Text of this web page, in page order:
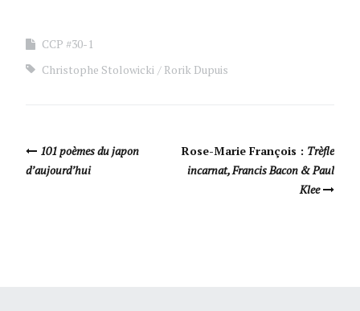
CCP #30-1
Christophe Stolowicki
Rorik Dupuis
Navigation Article
101 poèmes du japon
d’aujourd’hui
Rose-Marie François : Trèfle
incarnat, Francis Bacon & Paul
Klee